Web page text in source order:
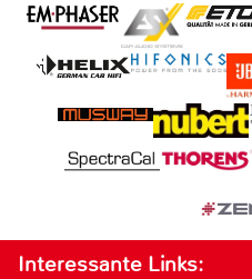
Interessante Links: